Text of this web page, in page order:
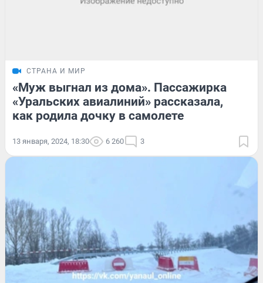
СТРАНА И МИР
«Муж выгнал из дома». Пассажирка
«Уральских авиалиний» рассказала,
как родила дочку в самолете
13 января, 2024, 18:30 6 260 3